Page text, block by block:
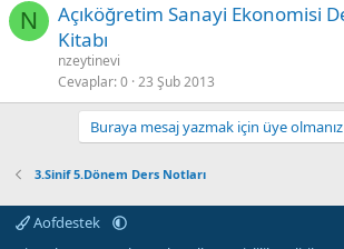
N
Açıköğretim Sanayi Ekonomisi
Kitabı
nzeytinevi
Cevaplar 0 23 Şub 2013
Buraya mesaj yazmak için üye
3.Sinif 5.Dönem Ders Notları
Aofdestek